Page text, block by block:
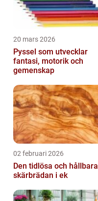
20 mars 2026
Pyssel som utvecklar
fantasi, motorik och
gemenskap
02 februari 2026
Den tidlösa och hållbara
skärbrädan i ek